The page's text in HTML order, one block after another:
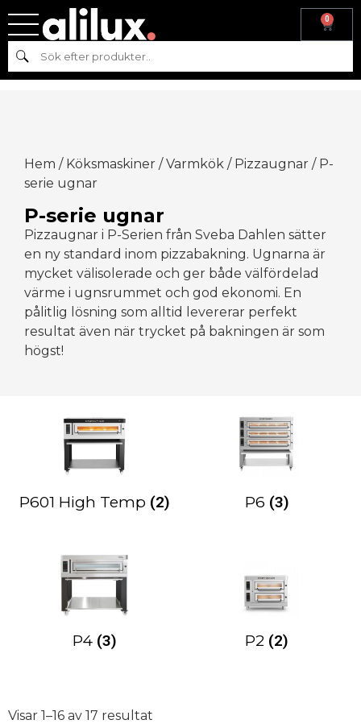
0
Sök
Hem / Köksmaskiner /Varmkök / Pizzaugnar / P-
serie ugnar
P-serie ugnar
Pizzaugnar i P-Serien från Sveba Dahlen sätter
en ny standard inom pizzabakning. Ugnarna är
mycket välisolerade och ger både välfördelad
värme i ugnsrummet och god ekonomi. En
pålitlig lösning som alltid levererar perfekt
resultat även när trycket på bakningen är som
högst!
P601 High Temp (2) P6 (3)
P4 (3) P2 (2)
Visar 1–16 av 17 resultat